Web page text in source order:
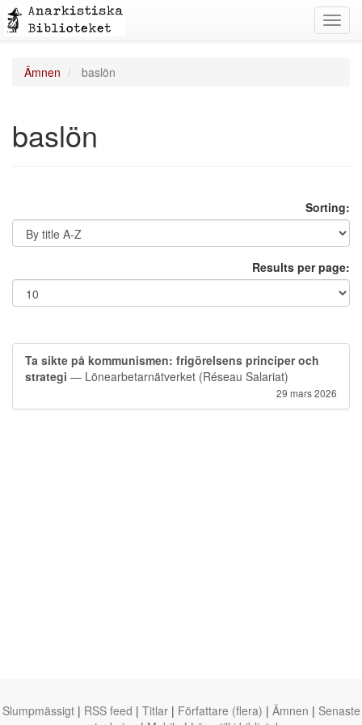
Ämnen baslön
baslön
Sorting:
Results per page:
Ta sikte på kommunismen: frigörelsens principer och
strategi — Lönearbetarnätverket (Réseau Salariat)
29 mars 2026
Slumpmässigt | RSS feed | Titlar | Författare (flera) | Ämnen | Senaste